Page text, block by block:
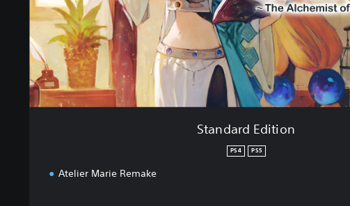
i
i
o
n
Standard Edition
PS4 PS5
Atelier Marie Remake